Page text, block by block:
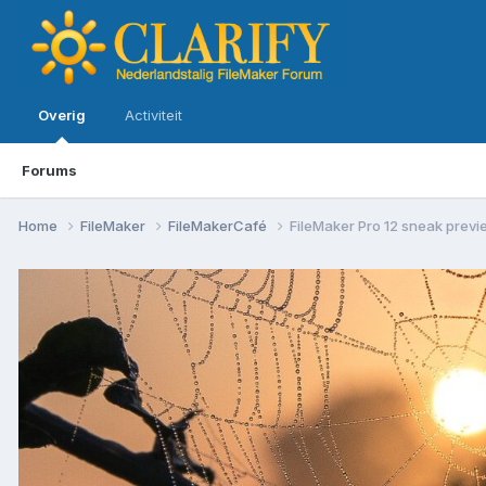
Overig
Forums
Activiteit
Home FileMaker FileMakerCafé FileMaker Pro 12 sneak